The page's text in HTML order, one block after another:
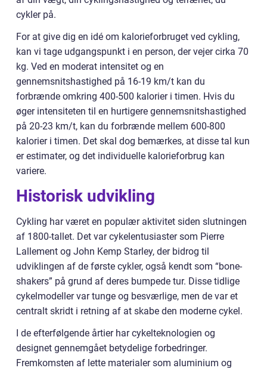
cykler på.
For at give dig en idé om kalorieforbruget ved cykling,
kan vi tage udgangspunkt i en person, der vejer cirka 70
kg. Ved en moderat intensitet og en
gennemsnitshastighed på 16-19 km/t kan du
forbrænde omkring 400-500 kalorier i timen. Hvis du
øger intensiteten til en hurtigere gennemsnitshastighed
på 20-23 km/t, kan du forbrænde mellem 600-800
kalorier i timen. Det skal dog bemærkes, at disse tal kun
er estimater, og det individuelle kalorieforbrug kan
variere.
Historisk udvikling
Cykling har været en populær aktivitet siden slutningen
af 1800-tallet. Det var cykelentusiaster som Pierre
Lallement og John Kemp Starley, der bidrog til
udviklingen af de første cykler, også kendt som “bone-
shakers” på grund af deres bumpede tur. Disse tidlige
cykelmodeller var tunge og besværlige, men de var et
centralt skridt i retning af at skabe den moderne cykel.
I de efterfølgende årtier har cykelteknologien og
designet gennemgået betydelige forbedringer.
Fremkomsten af lette materialer som aluminium og